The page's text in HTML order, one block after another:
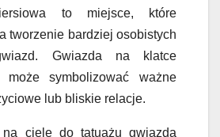
to miejsce, które
tworzenie bardziej osobistych
Gwiazda na klatce
może symbolizować ważne
lub bliskie relacje.
ciele do tatuażu gwiazda